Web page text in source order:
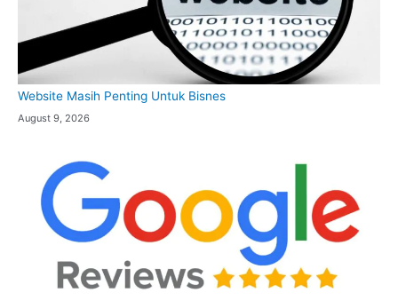
Website Masih Penting Untuk Bisnes
August 9, 2026